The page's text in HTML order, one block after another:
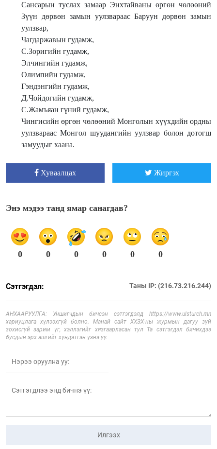
Сансарын туслах замаар Энхтайваны өргөн чөлөөний
Зүүн дөрвөн замын уулзвараас Баруун дөрвөн замын
уулзвар,
Чагдаржавын гудамж,
С.Зоригийн гудамж,
Элчингийн гудамж,
Олимпийн гудамж,
Гэндэнгийн гудамж,
Д.Чойдогийн гудамж,
С.Жамъяан гүний гудамж,
Чингисийн өргөн чөлөөний Монголын хүүхдийн ордны
уулзвараас Монгол шуудангийн уулзвар болон дотогш
замуудыг хаана.
Хуваалцах Жиргэх
Энэ мэдээ танд ямар санагдав?
0 0 0 0 0 0
Сэтгэгдэл: Таны IP: (216.73.216.244)
АНХААРУУЛГА: Уншигчдын бичсэн сэтгэгдэлд https://www.ulsturch.mn
хариуцлага хүлээхгүй болно. Манай сайт ХХЗХ-ны журмын дагуу зүй
зохисгүй зарим үг, хэллэгийг хязгаарласан тул Та сэтгэгдэл бичихдээ
бусдын эрх ашгийг хүндэтгэн үзнэ үү.
Илгээх